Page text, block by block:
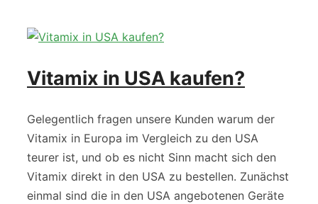
Vitamix in USA kaufen?
Gelegentlich fragen unsere Kunden warum der
Vitamix in Europa im Vergleich zu den USA
teurer ist, und ob es nicht Sinn macht sich den
Vitamix direkt in den USA zu bestellen. Zunächst
einmal sind die in den USA angebotenen Geräte